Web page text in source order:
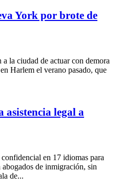
York por brote de
a la ciudad de actuar con demora
Harlem el verano pasado, que
asistencia legal a
en 17 idiomas para
de inmigración, sin
de...